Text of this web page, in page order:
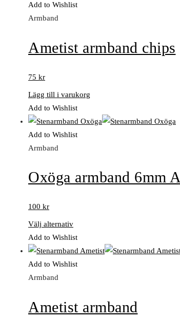
Add to Wishlist
Armband
Ametist armband chips
75 kr
Lägg till i varukorg
Add to Wishlist
Add to Wishlist
Armband
Oxöga armband 6mm A
100 kr
Välj alternativ
Add to Wishlist
Add to Wishlist
Armband
Ametist armband